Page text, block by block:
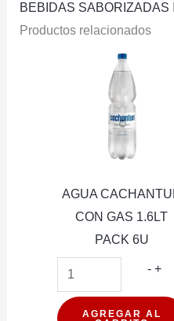
BEBIDAS SABORIZADAS
Productos relacionados
AGUA
CON GAS 1.6LT
PACK 6U
- +
AGREGAR AL